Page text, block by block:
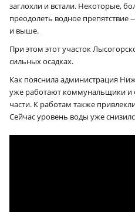
заглохли и встали. Некоторые,
преодолеть водное препятствие
и выше.
При этом этот участок
сильных осадках.
Как пояснила администрация
уже работают коммунальщики и
части. К работам также
Сейчас уровень воды уже